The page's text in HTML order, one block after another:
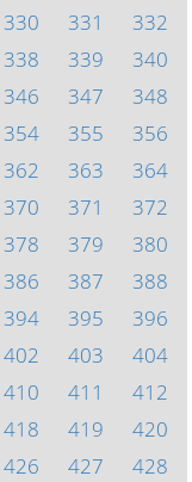
330 331
332
338 339
340
346 347
348
354 355
356
362 363
364
370 371
372
378 379
380
386 387
388
394 395
396
402 403
404
410 411
412
418 419
420
426 427 428